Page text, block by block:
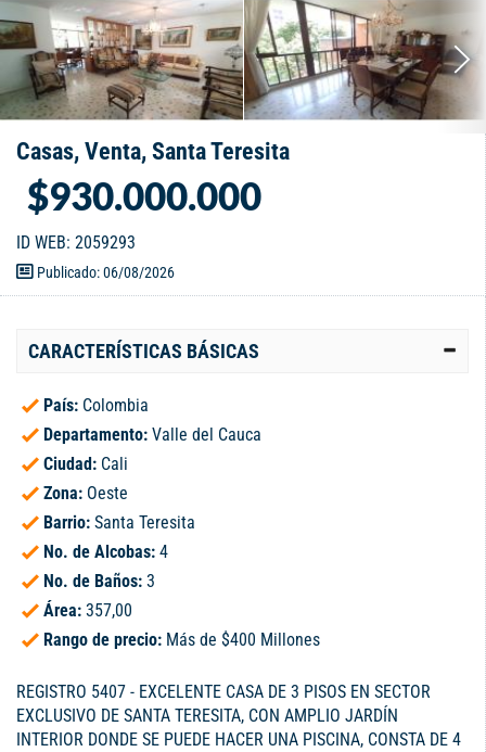
Casas, Venta, Santa Teresita
$930.000.000
ID WEB: 2059293
Publicado: 06/08/2026
CARACTERÍSTICAS BÁSICAS
País: Colombia
Departamento: Valle del Cauca
Ciudad: Cali
Zona: Oeste
Barrio: Santa Teresita
No. de Alcobas: 4
No. de Baños: 3
Área: 357,00
Rango de precio: Más de $400 Millones
REGISTRO 5407 - EXCELENTE CASA DE 3 PISOS EN SECTOR
EXCLUSIVO DE SANTA TERESITA, CON AMPLIO JARDÍN
INTERIOR DONDE SE PUEDE HACER UNA PISCINA, CONSTA DE 4